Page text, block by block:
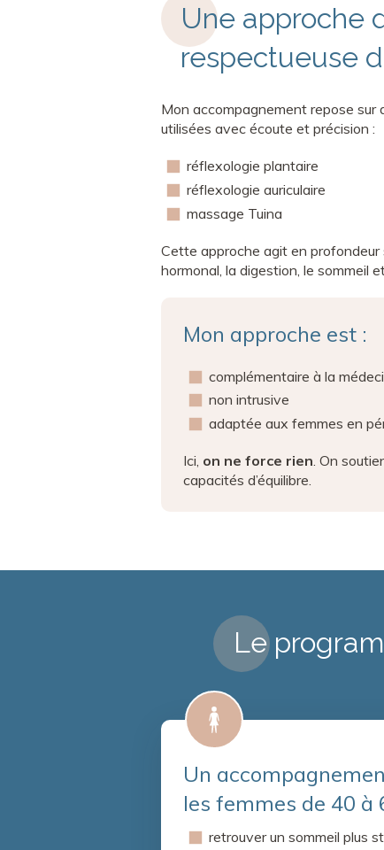
Une approche
respectueuse
Mon accompagnement repose sur
utilisées avec écoute et précision :
réflexologie plantaire
réflexologie auriculaire
massage Tuina
Cette approche agit en profondeur
hormonal, la digestion, le sommeil
Mon approche est :
complémentaire à la
non intrusive
adaptée aux femmes en
Ici, on ne force rien. On
capacités d’équilibre.
Le
Un
les femmes de 40 à
retrouver un sommeil plus